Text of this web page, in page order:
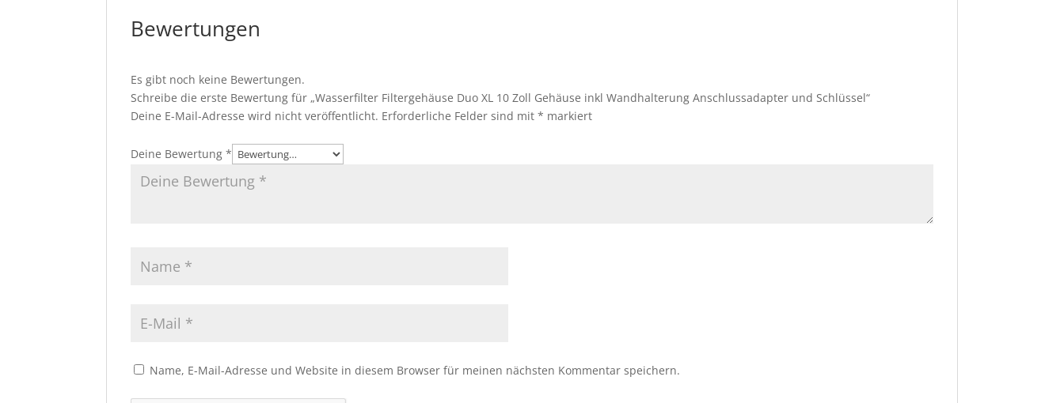
Bewertungen
Es gibt noch keine Bewertungen.
Schreibe die erste Bewertung für „Wasserfilter Filtergehäuse Duo XL 10 Zoll Gehäuse inkl Wandhalterung Anschlussadapter und Schlüssel“
Deine E-Mail-Adresse wird nicht veröffentlicht. Erforderliche Felder sind mit* markiert
Deine Bewertung*
Name, E-Mail-Adresse und Website in diesem Browser für meinen nächsten Kommentar speichern.